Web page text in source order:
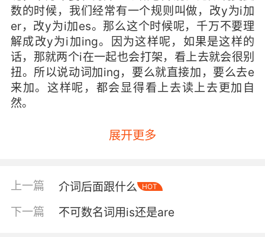
数的时候，我们经常有一个规则叫做，改y为i加
er，改y为i加es。那么这个时候呢，千万不要理
解成改y为i加ing。因为这样呢，如果是这样的
话，那就两个i在一起也会打架，看上去就会很别
扭。所以说动词加ing，要么就直接加，要么去e
来加。这样呢，都会显得看上去读上去更加自
然。
展开更多
上一篇 介词后面跟什么 HOT
下一篇 不可数名词用is还是are